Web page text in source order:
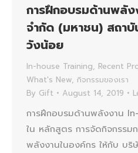
การฝึกอบรมด้านพลั
จำกัด (มหาชน) สถา
วังน้อย
In-house Training, Recent
What's New, กิจกรรมของเรา
By Gift August 14, 2019
การฝึกอบรมด้านพลังงาน
ใน หลักสูตร การจัดกิจกรรม
พลังงานในองค์กร ให้กับ บ